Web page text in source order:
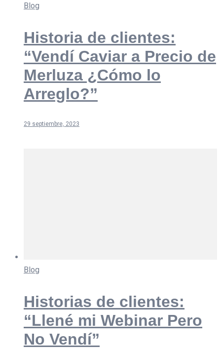
Blog
Historia de clientes:
“Vendí Caviar a Precio de
Merluza ¿Cómo lo
Arreglo?”
29 septiembre, 2023
Blog
Historias de clientes:
“Llené mi Webinar Pero
No Vendí”